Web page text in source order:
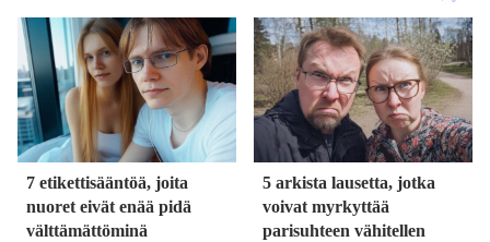
7 etikettisääntöä, joita
nuoret eivät enää pidä
välttämättöminä
5 arkista lausetta, jotka
voivat myrkyttää
parisuhteen vähitellen